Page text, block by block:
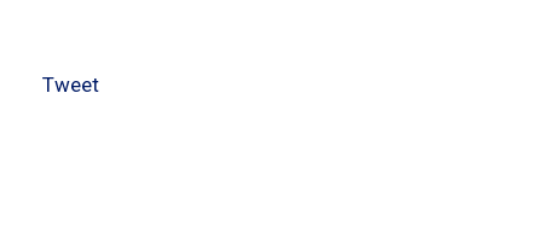
Tweet